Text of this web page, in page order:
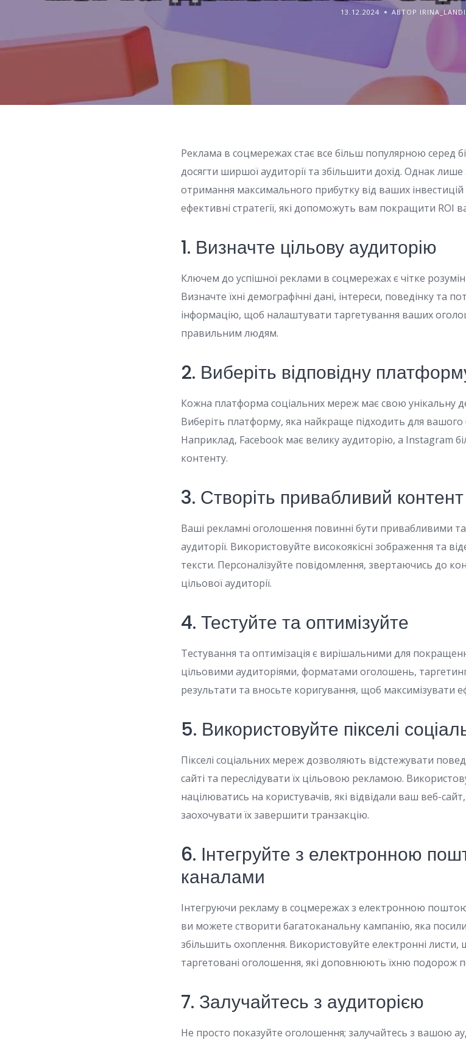
13.12.2024 АВТОР
Реклама в соцмережах стає все більш популярною серед
досягти ширшої аудиторії та збільшити дохід. Однак
отримання максимального прибутку від ваших інвестицій
ефективні стратегії, які допоможуть вам покращити ROI
1. Визначте цільову аудиторію
Ключем до успішної реклами в соцмережах є чітке
Визначте їхні демографічні дані, інтереси, поведінку та
інформацію, щоб налаштувати таргетування ваших
правильним людям.
2. Виберіть відповідну
Кожна платформа соціальних мереж має свою унікальну
Виберіть платформу, яка найкраще підходить для вашого
Наприклад, Facebook має велику аудиторію, а Instagram
контенту.
3. Створіть привабливий контент
Ваші рекламні оголошення повинні бути привабливими
аудиторії. Використовуйте високоякісні зображення та
тексти. Персоналізуйте повідомлення, звертаючись до
цільової аудиторії.
4. Тестуйте та оптимізуйте
Тестування та оптимізація є вирішальними для
цільовими аудиторіями, форматами оголошень,
результати та вносьте коригування, щоб максимізувати
5. Використовуйте пікселі
Пікселі соціальних мереж дозволяють відстежувати
сайті та переслідувати їх цільовою рекламою.
націлюватись на користувачів, які відвідали ваш веб-
заохочувати їх завершити транзакцію.
6. Інтегруйте з електронною
каналами
Інтегруючи рекламу в соцмережах з електронною
ви можете створити багатоканальну кампанію, яка
збільшить охоплення. Використовуйте електронні
таргетовані оголошення, які доповнюють їхню подорож
7. Залучайтесь з аудиторією
Не просто показуйте оголошення; залучайтесь з вашою